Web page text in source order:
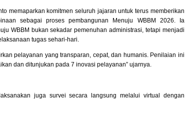
memaparkan komitmen seluruh jajaran untuk terus memberikan
sebagai proses pembangunan Menuju WBBM 2026. Ia
WBBM bukan sekadar pemenuhan administrasi, tetapi menjadi
tugas sehari-hari.
pelayanan yang transparan, cepat, dan humanis. Penilaian ini
dan ditunjukan pada 7 inovasi pelayanan” ujarnya.
juga survei secara langsung melalui virtual dengan